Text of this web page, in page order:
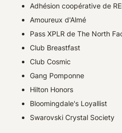
Adhésion coopérative de
Amoureux d'Almé
Pass XPLR de The North
Club Breastfast
Club Cosmic
Gang Pomponne
Hilton Honors
Bloomingdale's Loyallist
Swarovski Crystal Society